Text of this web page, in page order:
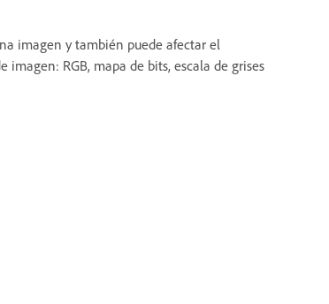
imagen y también puede afectar el
RGB, mapa de bits, escala de grises